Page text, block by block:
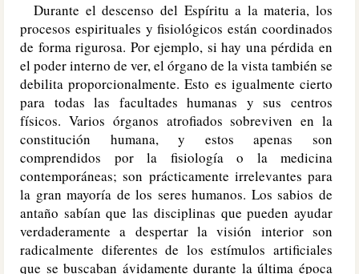
Durante el descenso del Espíritu a la materia, los
procesos espirituales y fisiológicos están coordinados
de forma rigurosa. Por ejemplo, si hay una pérdida en
el poder interno de ver, el órgano de la vista también se
debilita proporcionalmente. Esto es igualmente cierto
para todas las facultades humanas y sus centros
físicos. Varios órganos atrofiados sobreviven en la
constitución humana, y estos apenas son
comprendidos por la fisiología o la medicina
contemporáneas; son prácticamente irrelevantes para
la gran mayoría de los seres humanos. Los sabios de
antaño sabían que las disciplinas que pueden ayudar
verdaderamente a despertar la visión interior son
radicalmente diferentes de los estímulos artificiales
que se buscaban ávidamente durante la última época